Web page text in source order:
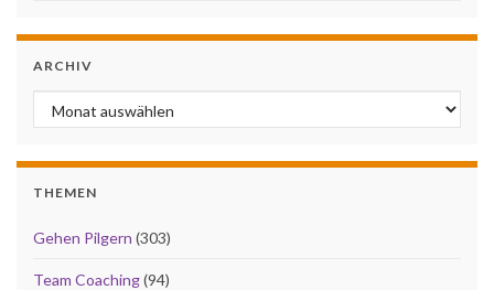
ARCHIV
Archiv
THEMEN
Gehen Pilgern (303)
Team Coaching(94)